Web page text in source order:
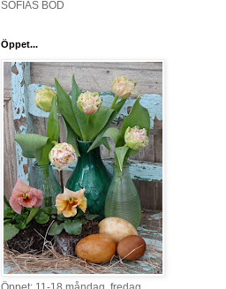
SOFIAS BOD
Öppet...